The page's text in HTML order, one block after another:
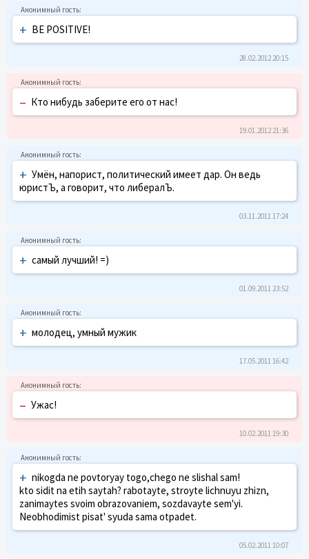
+ BE POSITIVE!
28.02.2012 20:15
– Кто нибудь заберите его от нас!
19.01.2012 21:36
+ Умён, напорист, политический имеет дар. Он ведь
юристЪ, а говорит, что либералЪ.
03.11.2011 17:24
+ самый лучший! =)
01.09.2011 23:52
+ молодец, умный мужик
17.05.2011 16:42
– Ужас!
10.02.2011 19:30
+ nikogda ne povtoryay togo,chego ne slishal sam!
kto sidit na etih saytah? rabotayte, stroyte lichnuyu zhizn,
zanimaytes svoim obrazovaniem, sozdavayte sem'yi.
Neobhodimist pisat' syuda sama otpadet.
05.02.2011 10:07